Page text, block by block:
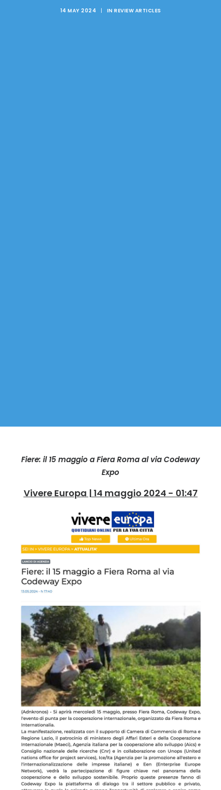
14 MAY 2024 | IN REVIEW ARTICLES
Fiere: il 15 maggio a Fiera Roma al via Codeway
Expo
Vivere Europa | 14 maggio 2024 - 01:47